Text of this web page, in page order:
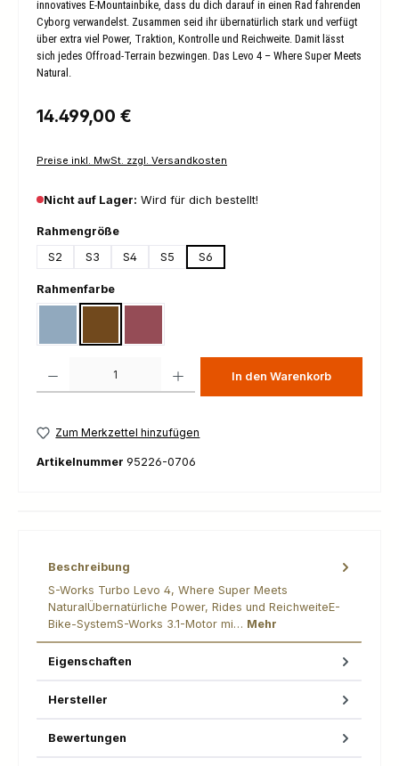
innovatives E-Mountainbike, dass du dich darauf in einen Rad fahrenden
Cyborg verwandelst. Zusammen seid ihr übernatürlich stark und verfügt
über extra viel Power, Traktion, Kontrolle und Reichweite. Damit lässt
sich jedes Offroad-Terrain bezwingen. Das Levo 4 – Where Super Meets
Natural.
Regulärer Preis:
14.499,00 €
Preise inkl. MwSt. zzgl. Versandkosten
Nicht auf Lager: Wird für dich bestellt!
Rahmengrößeauswählen
S2
S3 S4 S5 S6
Rahmenfarbeauswählen
In den Warenkorb
Zum Merkzettel hinzufügen
Artikelnummer 95226-0706
Beschreibung
S-Works Turbo Levo 4, Where Super Meets
NaturalÜbernatürliche Power, Rides und ReichweiteE-
Bike-SystemS-Works 3.1-Motor mi… Mehr
Eigenschaften
Hersteller
Bewertungen